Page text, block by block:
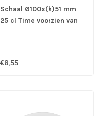
Schaal Ø100x(h)51 mm
25 cl Time voorzien van
€8,55